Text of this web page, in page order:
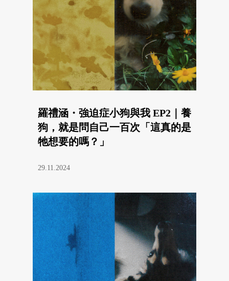
羅禮涵・強迫症小狗與我 EP2｜養
狗，就是問自己一百次「這真的是
牠想要的嗎？」
29.11.2024